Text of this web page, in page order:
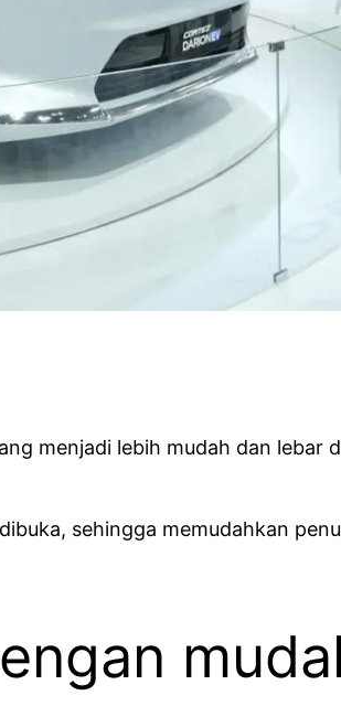
menjadi lebih mudah dan lebar
sehingga memudahkan